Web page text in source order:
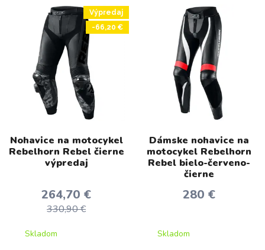
Výpredaj
-66,20 €
Nohavice na motocykel
Rebelhorn Rebel čierne
výpredaj
264,70 €
330,90 €
Skladom
Dámske nohavice na
motocykel Rebelhorn
Rebel bielo-červeno-
čierne
280 €
Skladom